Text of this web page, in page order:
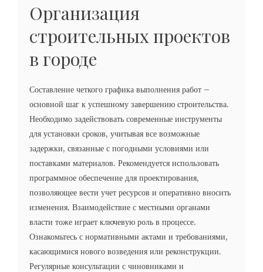
Организация
строительных проектов
в городе
Составление четкого графика выполнения работ –
основной шаг к успешному завершению строительства.
Необходимо задействовать современные инструменты
для установки сроков, учитывая все возможные
задержки, связанные с погодными условиями или
поставками материалов. Рекомендуется использовать
программное обеспечение для проектирования,
позволяющее вести учет ресурсов и оперативно вносить
изменения. Взаимодействие с местными органами
власти тоже играет ключевую роль в процессе.
Ознакомьтесь с нормативными актами и требованиями,
касающимися нового возведения или реконструкции.
Регулярные консультации с чиновниками и